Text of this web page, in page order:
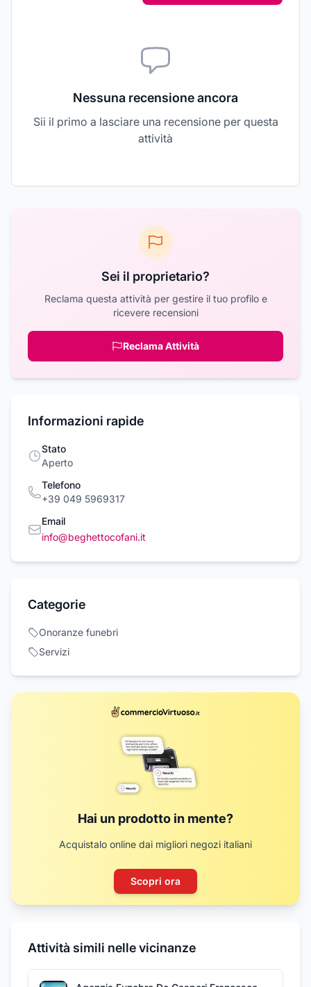
Nessuna recensione ancora
Sii il primo a lasciare una recensione per questa
attività
Sei il proprietario?
Reclama questa attività per gestire il tuo profilo e
ricevere recensioni
Reclama Attività
Informazioni rapide
Stato
Aperto
Telefono
+39 049 5969317
Email
info@beghettocofani.it
Categorie
Onoranze funebri
Servizi
Hai un prodotto in mente?
Acquistalo online dai migliori negozi italiani
Scopri ora
Attività simili nelle vicinanze